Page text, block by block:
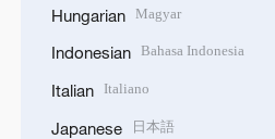
Hungarian Magyar
Indonesian Bahasa Indonesia
Italian Italiano
Japanese 日本語